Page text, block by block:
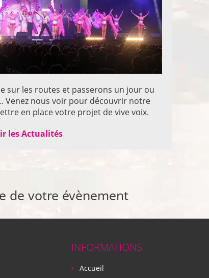
sur les routes et passerons un jour ou
Venez nous voir pour découvrir notre
en place votre projet de vive voix.
les Actualités
de votre évènement
INFORMATIONS
Accueil